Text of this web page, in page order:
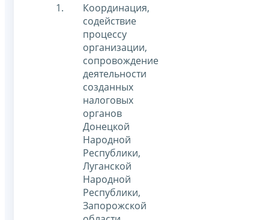
Координация,
содействие
процессу
организации,
сопровождение
деятельности
созданных
налоговых
органов
Донецкой
Народной
Республики,
Луганской
Народной
Республики,
Запорожской